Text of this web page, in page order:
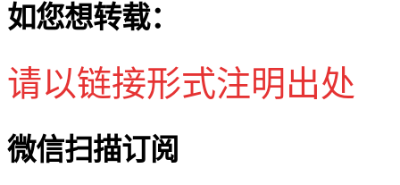
如您想转载：
请以链接形式注明出处
微信扫描订阅